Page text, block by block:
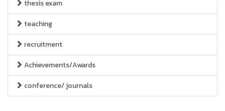
thesis exam
teaching
recruitment
Achievements/Awards
conference/ journals